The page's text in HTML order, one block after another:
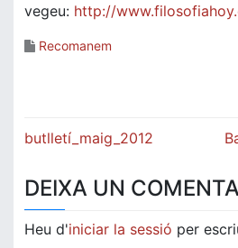
vegeu: http://
Recomanem
Navegació
butlletí_maig_2012
DEIXA UN
Heu d'iniciar la sessió per